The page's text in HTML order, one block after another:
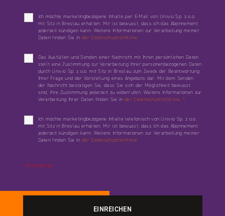
Ich möchte marketingbezogene Inhalte per E-Mail von Univio Sp. z o.o.
mit Sitz in Breslau erhalten. Mir ist bewusst, dass ich das Abonnement
jederzeit kündigen kann. Weitere Informationen zur Verarbeitung meiner
Daten finden Sie in der Datenschutzrichtlinie.
Das Ausfüllen und Senden einer Nachricht mit Ihren persönlichen Daten
stellt eine Zustimmung zur Verarbeitung Ihrer personenbezogenen Daten
durch Univio Sp. z o.o. mit Sitz in Breslau zum Zweck der Beantwortung
Ihrer Frage und der Vorstellung eines Angebots dar. Mit dem Senden
der Nachricht bestätigen Sie, dass Sie sich der Möglichkeit bewusst
sind, Ihre Zustimmung jederzeit zu widerrufen. Weitere Informationen zur
Verarbeitung Ihrer Daten finden Sie in der Datenschutzrichtlinie. *
Ich möchte marketingbezogene Inhalte telefonisch von Univio Sp. z o.o.
mit Sitz in Breslau erhalten. Mir ist bewusst, dass ich das Abonnement
jederzeit kündigen kann. Weitere Informationen zur Verarbeitung meiner
Daten finden Sie in der Datenschutzrichtlinie.
* Erforderlich